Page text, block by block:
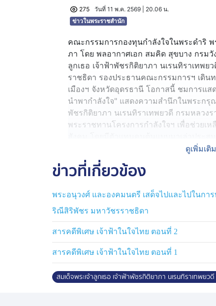
275
วันที่ 11 พ.ค. 2569 | 20.06 น.
ข่าวในพระราชสำนัก
คณะกรรมการกองทุนกำลังใจในพระดำริ พ
ภา โดย พลอากาศเอก สมคิด สุขบาง กรมวั
ลูกเธอ เจ้าฟ้าพัชรกิติยาภา นเรนทิราเทพ
ราชธิดา รองประธานคณะกรรมการฯ เดิน
เมืองฯ จังหวัดอุดรธานี โอกาสนี้ ชมการแ
นำพากำลังใจ" แสดงความสำนึกในพระกรุ
พัชรกิติยาภา นเรนทิราเทพยวดี กรมหลว
พระราชทานโครงการกำลังใจฯ เพื่อช่วยเ
โอกาสจากสังคมให้ประกอบอาชีพสุจริต มีร
ครอบครัวได้
ต้นแบบ เพื่อเป็นทุนตั้งต้นในการประกอบอ
ชาย เช่น ช่างแกะสลักไม้ด้วยเครื่องยิงเลเ
และมีการสาธิตนวัตกรรมเทคโนโลยีเสมือ
ผ่านโลกเสมือนจริง เพื่อขยายโอกาสทางกา
ประสบการณ์ให้เกิดการเรียนรู้ด้านการปร
เสมือนจริง ในรูปแบบ VDO มุมมอง 360 อ
ดูเพิ่มเติม
ข่าวที่เกี่ยวข้อง
พระอนุวงศ์ และองคมนตรี เสด็จไปและไปในกา
ริณีสิริพัชร มหาวัชรราชธิดา
สารคดีพิเศษ เจ้าฟ้าในใจไทย ตอนที่ 2
สารคดีพิเศษ เจ้าฟ้าในใจไทย ตอนที่ 1
สมเด็จพระเจ้าลูกเธอ เจ้าฟ้าพัชรกิติยาภา นเรนทิราเทพ